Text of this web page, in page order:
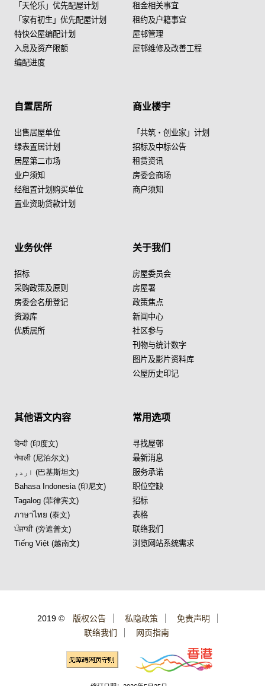
「天伦乐」优先配屋计划
「家有初生」优先配屋计划
特快公屋编配计划
入息及资产限额
编配进度
租金相关事宜
租约及户籍事宜
屋邨管理
屋邨维修及改善工程
自置居所
出售居屋单位
绿表置居计划
居屋第二市场
业户须知
经租置计划购买单位
置业资助贷款计划
商业楼宇
「共筑・创业家」计划
招标及中标公告
租赁资讯
房委会商场
商户须知
业务伙伴
招标
采购政策及原则
房委会名册登记
资源库
优质居所
关于我们
房屋委员会
房屋署
政策焦点
新闻中心
社区参与
刊物与统计数字
图片及影片资料库
公屋历史印记
其他语文内容
हिन्दी (印度文)
नेपाली (尼泊尔文)
اردو (巴基斯坦文)
Bahasa Indonesia (印尼文)
Tagalog (菲律宾文)
ภาษาไทย (泰文)
ਪੰਜਾਬੀ (旁遮普文)
Tiếng Việt (越南文)
常用选项
寻找屋邨
最新消息
服务承诺
职位空缺
招标
表格
联络我们
浏览网站系统需求
2019 © 版权公告 私隐政策
免责声明
联络我们
网页指南